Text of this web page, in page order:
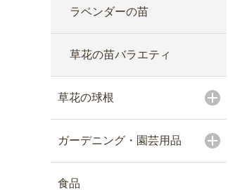
ラベンダーの苗
草花の苗バラエティ
草花の球根
ガーデニング・園芸用品
食品